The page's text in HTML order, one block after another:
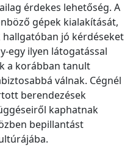
érdekes lehetőség. A
gépek kialakítását,
jó kérdéseket
egy ilyen látogatással
a korábban tanult
válnak. Cégnél
berendezések
kaphatnak
bepillantást